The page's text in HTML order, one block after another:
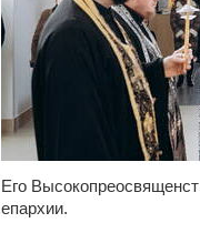
Его
епархии.